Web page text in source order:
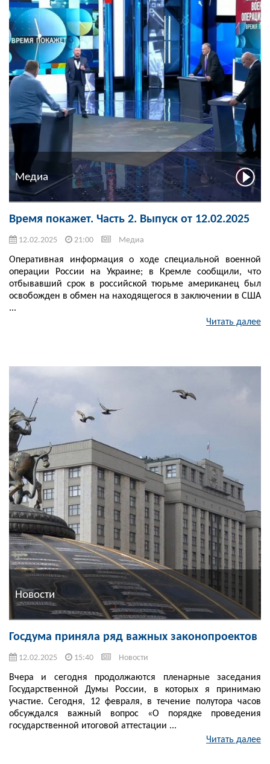
Медиа
Время покажет. Часть 2. Выпуск от 12.02.2025
12.02.2025 21:00 Медиа
Оперативная информация о ходе специальной военной
операции России на Украине; в Кремле сообщили, что
отбывавший срок в российской тюрьме американец был
освобожден в обмен на находящегося в заключении в США
...
Читать далее
Новости
Госдума приняла ряд важных законопроектов
12.02.2025 15:40 Новости
Вчера и сегодня продолжаются пленарные заседания
Государственной Думы России, в которых я принимаю
участие. Сегодня, 12 февраля, в течение полутора часов
обсуждался важный вопрос «О порядке проведения
государственной итоговой аттестации ...
Читать далее